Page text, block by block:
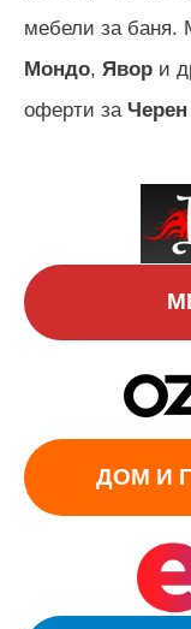
мебели за баня.
Мондо, Явор и
оферти за
ДОМ И